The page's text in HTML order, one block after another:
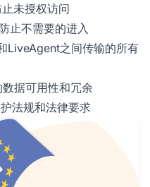
未授权访问
止不需要的进入
LiveAgent之间传输的所有
据可用性和冗余
法规和法律要求